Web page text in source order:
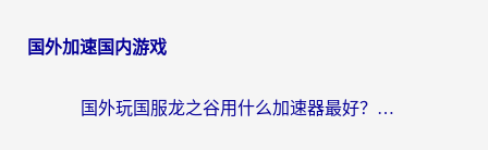
国外加速国内游戏
国外玩国服龙之谷用什么加速器最好？一份给海外游子的终极指南